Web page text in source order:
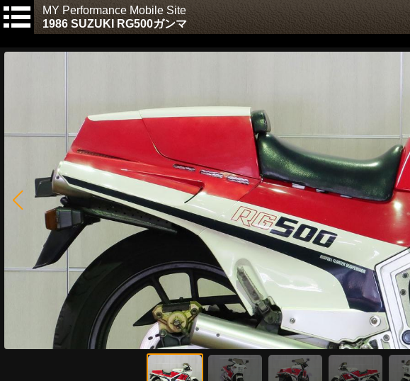
MY Performance Mobile Site
1986 SUZUKI RG500ガンマ